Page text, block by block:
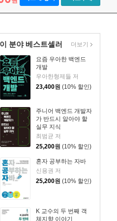
이 분야 베스트셀러
요즘 우아한 백엔드
개발
우아한형제들 저
23,400원 (10% 할인)
주니어 백엔드 개발자
가 반드시 알아야 할
실무 지식
최범균 저
25,200원 (10% 할인)
혼자 공부하는 자바
신용권 저
25,200원 (10% 할인)
K 교수의 두 번째 객
체지향 이야기
더보기